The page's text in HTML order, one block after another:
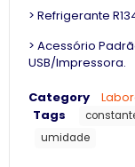
> Refrigerante
> Acessório
USB/Impressora.
Category
Tags
umidade